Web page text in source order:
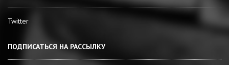
Twitter
ПОДПИСАТЬСЯ НА РАССЫЛКУ